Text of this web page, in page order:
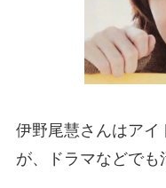
伊野尾慧さんはアイ
が、ドラマなどでも